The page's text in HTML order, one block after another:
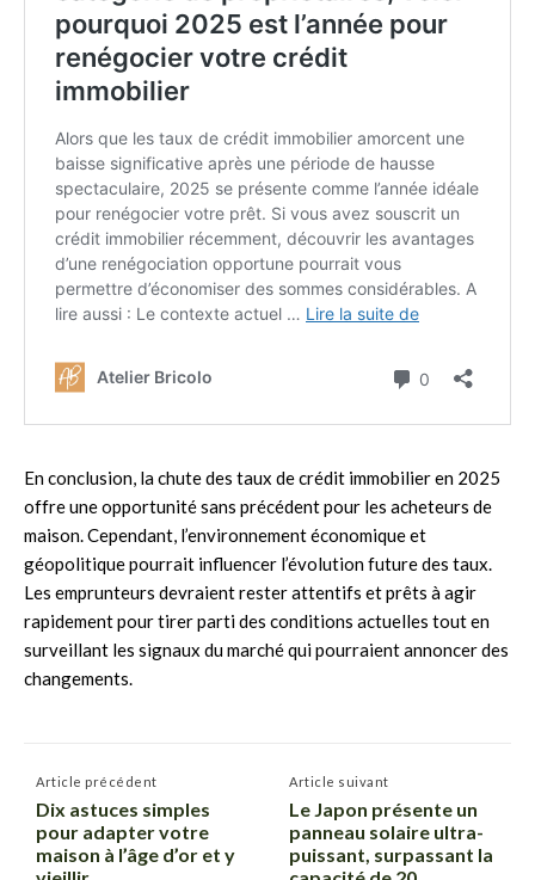
En conclusion, la chute des taux de crédit immobilier en 2025
offre une opportunité sans précédent pour les acheteurs de
maison. Cependant, l’environnement économique et
géopolitique pourrait influencer l’évolution future des taux.
Les emprunteurs devraient rester attentifs et prêts à agir
rapidement pour tirer parti des conditions actuelles tout en
surveillant les signaux du marché qui pourraient annoncer des
changements.
Article précédent
Dix astuces simples
pour adapter votre
maison à l’âge d’or et y
Article suivant
Le Japon présente un
panneau solaire ultra-
puissant, surpassant la